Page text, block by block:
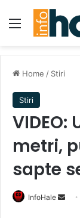
Menu
Home / Stiri
Stiri
VIDEO:
metri,
sapte
InfoHale
Send